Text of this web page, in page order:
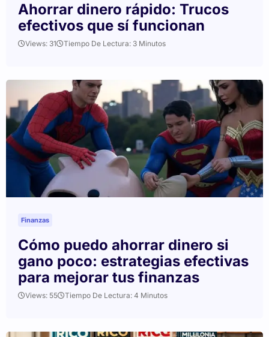
Ahorrar dinero rápido: Trucos
efectivos que sí funcionan
Views: 31 Tiempo De Lectura: 3 Minutos
Finanzas
Cómo puedo ahorrar dinero si
gano poco: estrategias efectivas
para mejorar tus finanzas
Views: 55 Tiempo De Lectura: 4 Minutos